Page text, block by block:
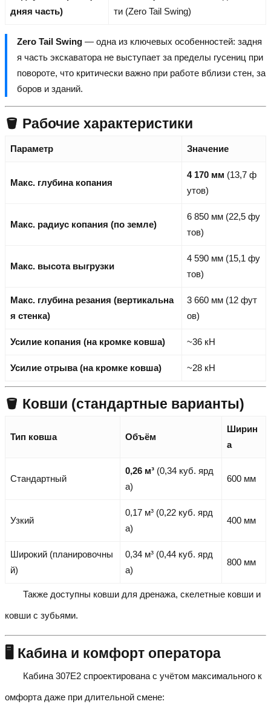
дняя часть)
ти (Zero Tail Swing)
Zero Tail Swing — одна из ключевых особенностей: задня
я часть экскаватора не выступает за пределы гусениц при
повороте, что критически важно при работе вблизи стен, за
боров и зданий.
🪣 Рабочие характеристики
Параметр Значение
Макс. глубина копания
4 170 мм (13,7 ф
утов)
Макс. радиус копания (по земле)
6 850 мм (22,5 фу
тов)
Макс. высота выгрузки
4 590 мм (15,1 фу
тов)
Макс. глубина резания (вертикальна
я стенка)
3 660 мм (12 фут
ов)
Усилие копания (на кромке ковша) ~36 кН
Усилие отрыва (на кромке ковша) ~28 кН
🪣 Ковши (стандартные варианты)
Тип ковша Объём
Ширин
а
Стандартный
0,26 м³ (0,34 куб. ярд
а)
600 мм
Узкий
0,17 м³ (0,22 куб. ярд
а)
400 мм
Широкий (планировочны
й)
0,34 м³ (0,44 куб. ярд
а)
800 мм
Также доступны ковши для дренажа, скелетные ковши и
ковши с зубьями.
🖥️ Кабина и комфорт оператора
Кабина 307E2 спроектирована с учётом максимального к
омфорта даже при длительной смене: